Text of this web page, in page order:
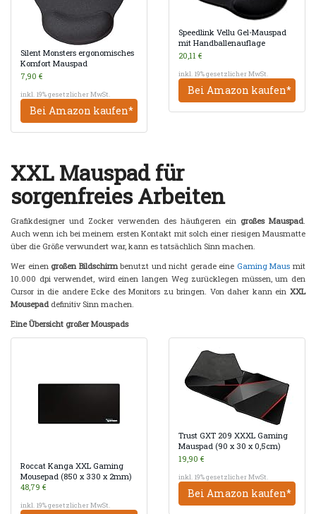
Silent Monsters ergonomisches
Komfort Mauspad
7,90 €
inkl. 19% gesetzlicher MwSt.
Bei Amazon kaufen*
Speedlink Vellu Gel-Mauspad
mit Handballenauflage
20,11 €
inkl. 19% gesetzlicher MwSt.
Bei Amazon kaufen*
XXL Mauspad für
sorgenfreies Arbeiten
Grafikdesigner und Zocker verwenden des häufigeren ein großes Mauspad.
Auch wenn ich bei meinem ersten Kontakt mit solch einer riesigen Mausmatte
über die Größe verwundert war, kann es tatsächlich Sinn machen.
Wer einen großen Bildschirmbenutzt und nicht gerade eine Gaming Maus mit
10.000 dpi verwendet, wird einen langen Weg zurücklegen müssen, um den
Cursor in die andere Ecke des Monitors zu bringen. Von daher kann ein XXL
Mousepaddefinitiv Sinn machen.
Eine Übersicht großer Mouspads
Roccat Kanga XXL Gaming
Mousepad (850 x 330 x 2mm)
48,79 €
inkl. 19% gesetzlicher MwSt.
Trust GXT 209 XXXL Gaming
Mauspad (90 x 30 x 0,5cm)
19,90 €
inkl. 19% gesetzlicher MwSt.
Bei Amazon kaufen*